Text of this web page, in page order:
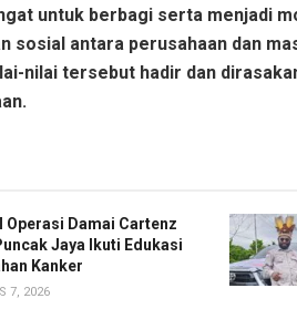
untuk berbagi serta menjadi
sosial antara perusahaan dan
nilai tersebut hadir dan
Operasi Damai Cartenz
Jaya Ikuti Edukasi
Kanker
7, 2026